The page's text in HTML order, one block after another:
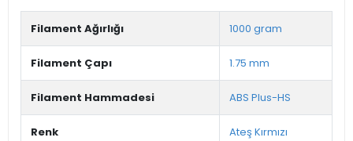
Filament Ağırlığı 1000 gram
Filament Çapı 1.75 mm
Filament Hammadesi ABS Plus-HS
Renk Ateş Kırmızı